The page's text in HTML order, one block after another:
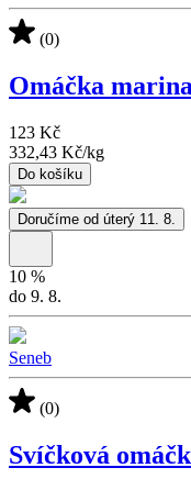
(0)
Omáčka
123 Kč
332,43 Kč/kg
Do košíku
Doručíme od úterý 11. 8.
10 %
do 9. 8.
Seneb
(0)
Svíčková